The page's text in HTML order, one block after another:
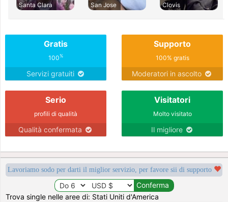
Santa Clara
San Jose
Clovis
Gratis
100%
Servizi gratuiti
Supporto
100% gratis
Moderatori in ascolto
Serio
profili di qualità
Qualità confermata
Visitatori
Molto visitato
Il migliore
Lavoriamo sodo per darti il miglior servizio, per favore sii di supporto
Trova single nelle aree di: Stati Uniti d'America